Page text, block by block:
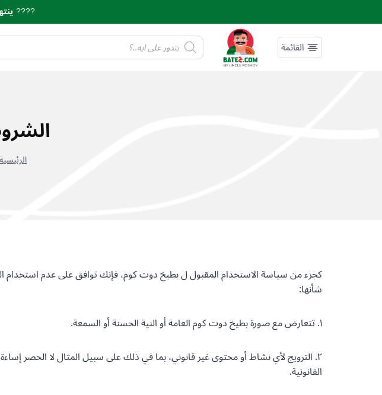
إلى ????
Products
search
كجزء من سياسة الاستخدام المقبول ل بطيخ دوت كوم، فإنك توافق على عدم استخدام
شأنها:
١. تتعارض مع صورة بطيخ دوت كوم العامة أو النية الحسنة أو السمعة.
٢. الترويج لأي نشاط أو محتوى غير قانوني، بما في ذلك على سبيل المثال لا الحصر
القانونية.